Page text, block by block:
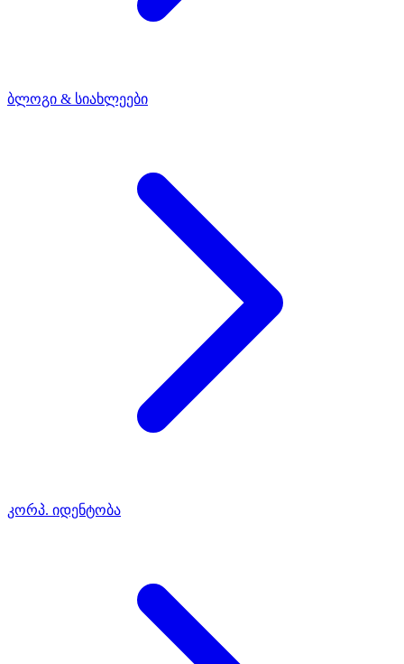
ბლოგი & სიახლეები
კორპ. იდენტობა